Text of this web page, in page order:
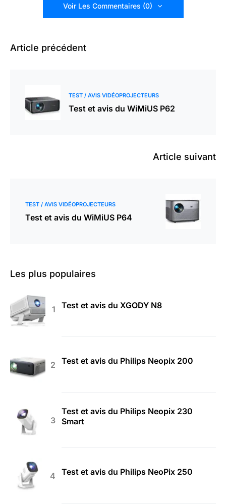
Voir Les Commentaires (0)
Article précédent
TEST / AVIS VIDÉOPROJECTEURS
Test et avis du WiMiUS P62
Article suivant
TEST / AVIS VIDÉOPROJECTEURS
Test et avis du WiMiUS P64
Les plus populaires
Test et avis du XGODY N8
Test et avis du Philips Neopix 200
Test et avis du Philips Neopix 230
Smart
Test et avis du Philips NeoPix 250